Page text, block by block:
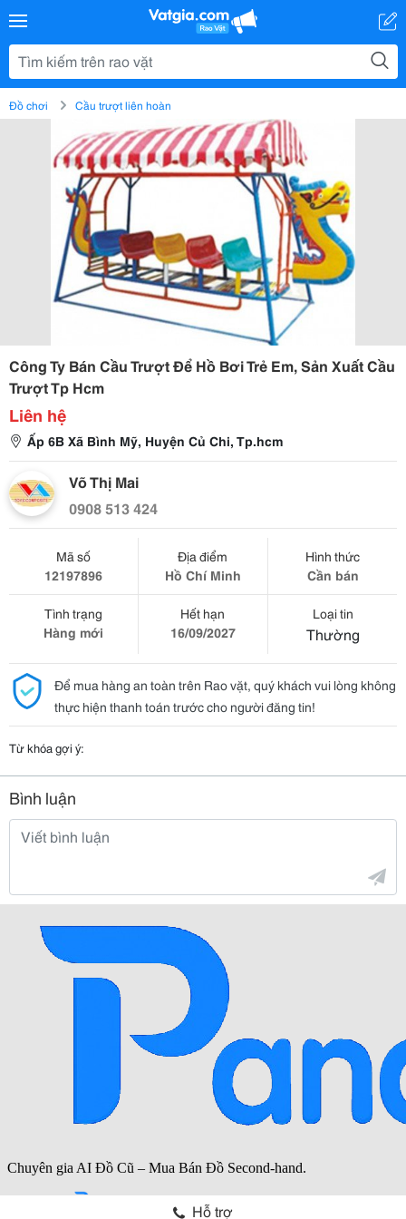
Đồ chơi Cầu trượt liên hoàn
Công Ty Bán Cầu Trượt Để Hồ Bơi Trẻ Em, Sản Xuất Cầu
Trượt Tp Hcm
Liên hệ
Ấp 6B Xã Bình Mỹ, Huyện Củ Chi, Tp.hcm
Võ Thị Mai
0908 513 424
Mã số
12197896
Địa điểm
Hồ Chí Minh
Hình thức
Cần bán
Tình trạng
Hàng mới
Hết hạn
16/09/2027
Loại tin
Thường
Để mua hàng an toàn trên Rao vặt, quý khách vui lòng không
thực hiện thanh toán trước cho người đăng tin!
Từ khóa gợi ý:
Bình luận
Hỗ trợ